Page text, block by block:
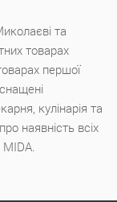
та
товарах
першої
кулінарія та
наявність всіх
MIDA.